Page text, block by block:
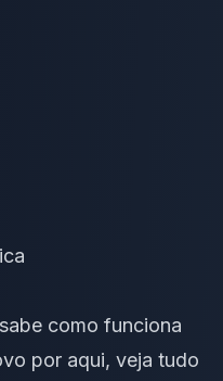
como funciona
por aqui, veja tudo